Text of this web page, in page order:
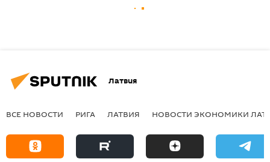
Латвия
ВСЕ НОВОСТИ РИГА ЛАТВИЯ НОВОСТИ ЭКОНОМИКИ